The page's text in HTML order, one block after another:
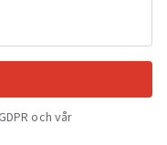
och vår